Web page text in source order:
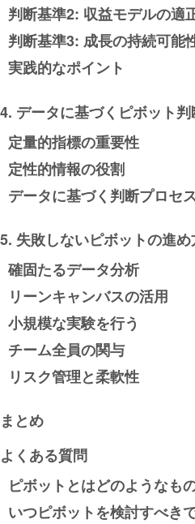
判断基準2: 収益モデルの適
判断基準3: 成長の持続可能
実践的なポイント
4. データに基づくピボット
定量的指標の重要性
定性的情報の役割
データに基づく判断プロセ
5. 失敗しないピボットの進
確固たるデータ分析
リーンキャンバスの活用
小規模な実験を行う
チーム全員の関与
リスク管理と柔軟性
まとめ
よくある質問
ピボットとはどのようなも
いつピボットを検討すべき